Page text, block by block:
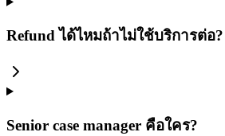
Refund ได้ไหมถ้าไม่ใช้บริการต่อ?
Senior case manager คือใคร?